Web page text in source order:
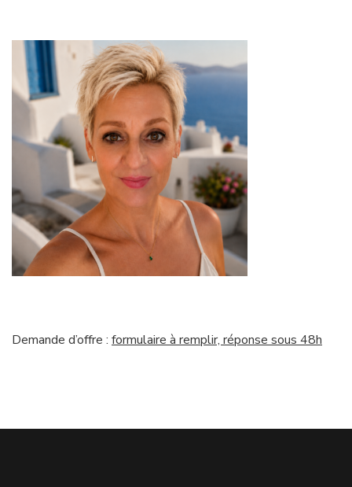
Demande d’offre : formulaire à remplir, réponse sous 48h